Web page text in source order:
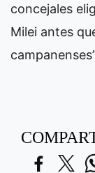
concejales
Milei antes